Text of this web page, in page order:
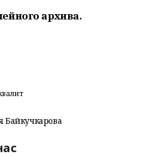
архива.
Байкучкарова